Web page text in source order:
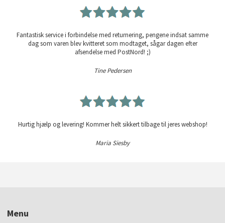
Fantastisk service i forbindelse med returnering, pengene indsat samme
dag som varen blev kvitteret som modtaget, sågar dagen efter
afsendelse med PostNord! ;)
Tine Pedersen
Hurtig hjælp og levering! Kommer helt sikkert tilbage til jeres webshop!
Maria Siesby
Menu